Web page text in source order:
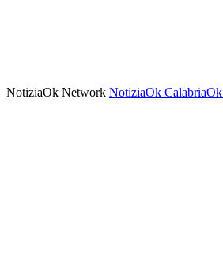
NotiziaOk Network NotiziaOk CalabriaOk